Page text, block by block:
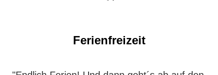
Ferienfreizeit